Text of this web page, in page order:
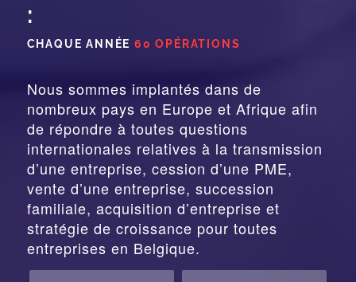
:
CHAQUE ANNÉE 60 OPÉRATIONS
Nous sommes implantés dans de
nombreux pays en Europe et Afrique afin
de répondre à toutes questions
internationales relatives à la transmission
d’une entreprise, cession d’une PME,
vente d’une entreprise, succession
familiale, acquisition d’entreprise et
stratégie de croissance pour toutes
entreprises en Belgique.